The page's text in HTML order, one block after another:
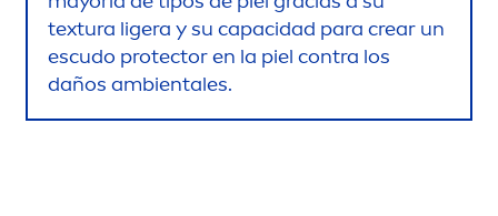
textura ligera y su capacidad para crear un
escudo protector en la piel contra los
daños ambientales.